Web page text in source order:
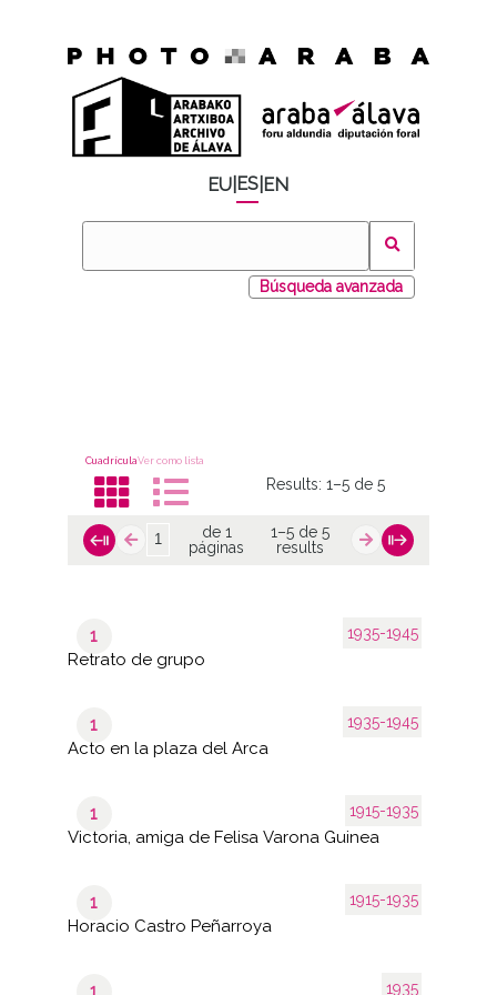
EU ES EN
Búsqueda avanzada
CuadrículaVer como lista
Results:1–5 de 5
de 1
páginas
1–5 de 5
results
1935-1945
1
Retrato de grupo
1935-1945
1
Acto en la plaza del Arca
1915-1935
1
Victoria, amiga de Felisa Varona Guinea
1915-1935
1
Horacio Castro Peñarroya
1935
1